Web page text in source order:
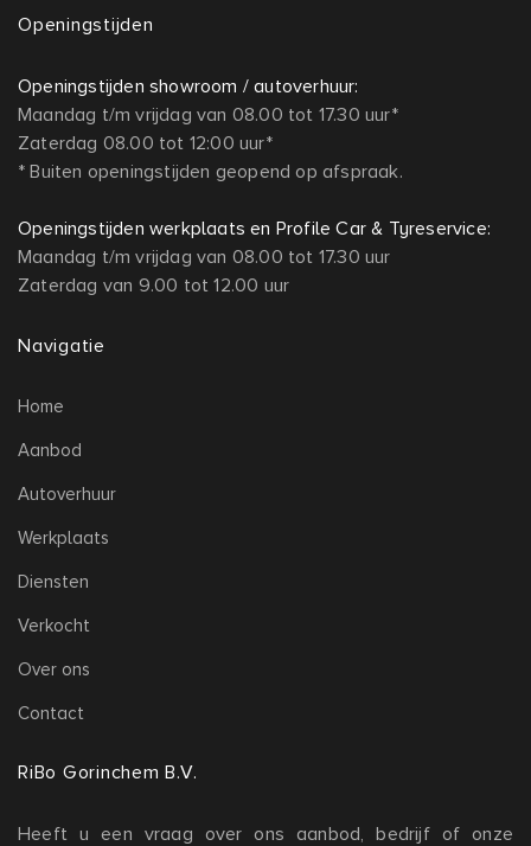
Openingstijden
Openingstijden showroom / autoverhuur:
Maandag t/m vrijdag van 08.00 tot 17.30 uur*
Zaterdag 08.00 tot 12:00 uur*
* Buiten openingstijden geopend op afspraak.
Openingstijden werkplaats en Profile Car & Tyreservice:
Maandag t/m vrijdag van 08.00 tot 17.30 uur
Zaterdag van 9.00 tot 12.00 uur
Navigatie
Home
Aanbod
Autoverhuur
Werkplaats
Diensten
Verkocht
Over ons
Contact
RiBo Gorinchem B.V.
Heeft u een vraag over ons aanbod, bedrijf of onze